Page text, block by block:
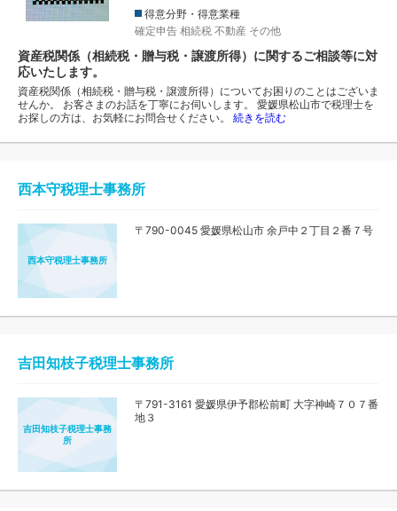
得意分野・得意業種
確定申告 相続税 不動産 その他
資産税関係（相続税・贈与税・譲渡所得）に関するご相談等に対
応いたします。
資産税関係（相続税・贈与税・譲渡所得）についてお困りのことはございま
せんか。 お客さまのお話を丁寧にお伺いします。 愛媛県松山市で税理士を
お探しの方は、お気軽にお問合せください。 続きを読む
西本守税理士事務所
西本守税理士事務所
〒790-0045 愛媛県松山市 余戸中２丁目２番７号
吉田知枝子税理士事務所
吉田知枝子税理士事務
所
〒791-3161 愛媛県伊予郡松前町 大字神崎７０７番
地３